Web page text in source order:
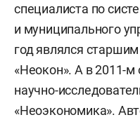
специалиста по
и муниципального
год являлся
«Неокон». А в 2011-м
научно-
«Неоэкономика».